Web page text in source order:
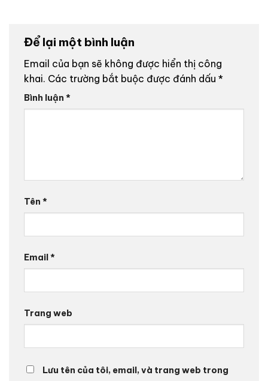
Để lại một bình luận
Email của bạn sẽ không được hiển thị công
khai. Các trường bắt buộc được đánh dấu *
Bình luận *
Tên *
Email*
Trang web
Lưu tên của tôi, email, và trang web trong